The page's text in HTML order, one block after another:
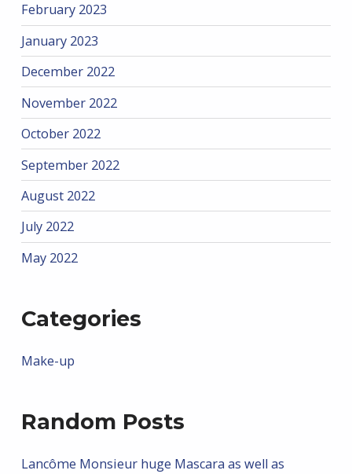
February 2023
January 2023
December 2022
November 2022
October 2022
September 2022
August 2022
July 2022
May 2022
Categories
Make-up
Random Posts
Lancôme Monsieur huge Mascara as well as